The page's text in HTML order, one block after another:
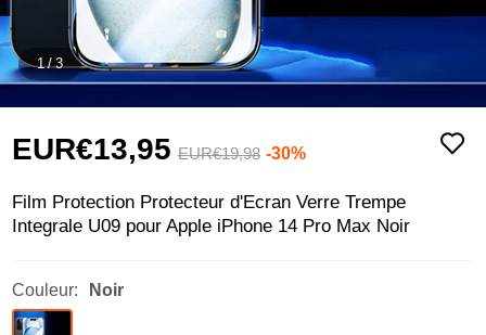
1 / 3
EUR€13,95 EUR€19,98 -30%
Film Protection Protecteur d'Ecran Verre Trempe
Integrale U09 pour Apple iPhone 14 Pro Max Noir
Couleur: Noir